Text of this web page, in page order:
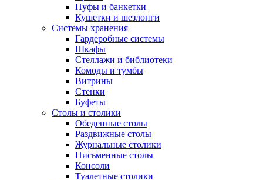
Пуфы и банкетки
Кушетки и шезлонги
Системы хранения
Гардеробные системы
Шкафы
Стеллажи и библиотеки
Комоды и тумбы
Витрины
Стенки
Буфеты
Столы и столики
Обеденные столы
Раздвижные столы
Журнальные столики
Письменные столы
Консоли
Туалетные столики